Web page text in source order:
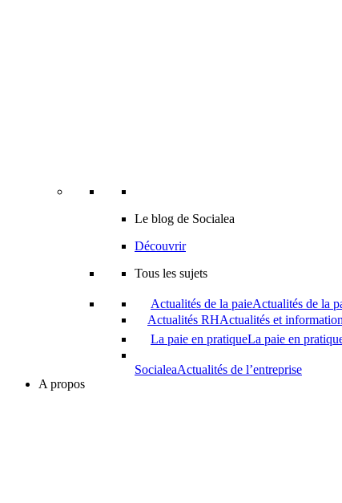
Le blog de Socialea
Découvrir
Tous les sujets
Actualités de la paieActualités de la
Actualités RHActualités et
La paie en pratiqueLa paie en
SocialeaActualités de l’entreprise
A propos